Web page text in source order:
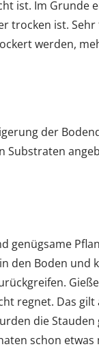
ist. Im Grunde
trocken ist.
werden,
der
Substraten
genügsame
den Boden und
regnet. Das
die
schon etwas